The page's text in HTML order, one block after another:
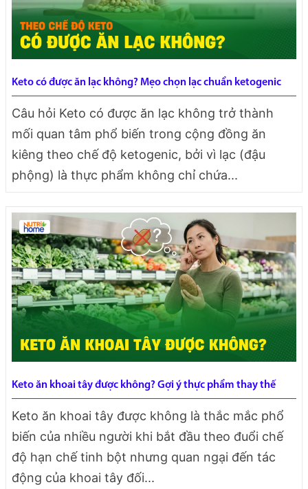
Keto có được ăn lạc không? Mẹo chọn lạc chuẩn ketogenic
Câu hỏi Keto có được ăn lạc không trở thành
mối quan tâm phổ biến trong cộng đồng ăn
kiêng theo chế độ ketogenic, bởi vì lạc (đậu
phộng) là thực phẩm không chỉ chứa...
Keto ăn khoai tây được không? Gợi ý thực phẩm thay thế
Keto ăn khoai tây được không là thắc mắc phổ
biến của nhiều người khi bắt đầu theo đuổi chế
độ hạn chế tinh bột nhưng quan ngại đến tác
động của khoai tây đối...